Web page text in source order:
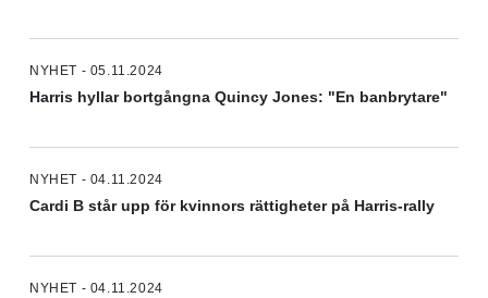
NYHET - 05.11.2024
Harris hyllar bortgångna Quincy Jones: "En banbrytare"
NYHET - 04.11.2024
Cardi B står upp för kvinnors rättigheter på Harris-rally
NYHET - 04.11.2024